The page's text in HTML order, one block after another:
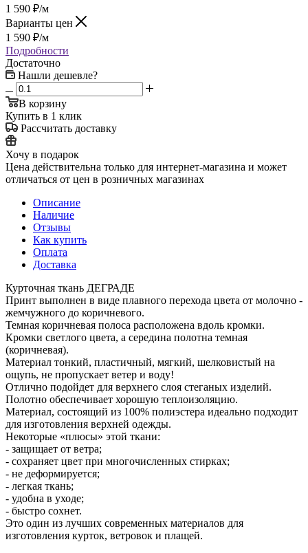
1 590 ₽/м
Варианты цен
1 590 ₽/м
Подробности
Достаточно
Нашли дешевле?
В корзину
Купить в 1 клик
Рассчитать доставку
Хочу в подарок
Цена действительна только для интернет-магазина и может
отличаться от цен в розничных магазинах
Описание
Наличие
Отзывы
Как купить
Оплата
Доставка
Курточная ткань ДЕГРАДЕ
Принт выполнен в виде плавного перехода цвета от молочно -
жемчужного до коричневого.
Темная коричневая полоса расположена вдоль кромки.
Кромки светлого цвета, а середина полотна темная
(коричневая).
Материал тонкий, пластичный, мягкий, шелковистый на
ощупь, не пропускает ветер и воду!
Отлично подойдет для верхнего слоя стеганых изделий.
Полотно обеспечивает хорошую теплоизоляцию.
Материал, состоящий из 100% полиэстера идеально подходит
для изготовления верхней одежды.
Некоторые «плюсы» этой ткани:
- защищает от ветра;
- сохраняет цвет при многочисленных стирках;
- не деформируется;
- легкая ткань;
- удобна в уходе;
- быстро сохнет.
Это один из лучших современных материалов для
изготовления курток, ветровок и плащей.